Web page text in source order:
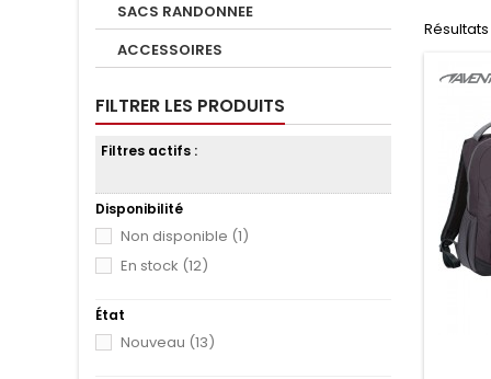
SACS RANDONNEE
ACCESSOIRES
FILTRER LES PRODUITS
Filtres actifs :
Disponibilité
Non disponible (1)
En stock (12)
État
Nouveau (13)
Résultats